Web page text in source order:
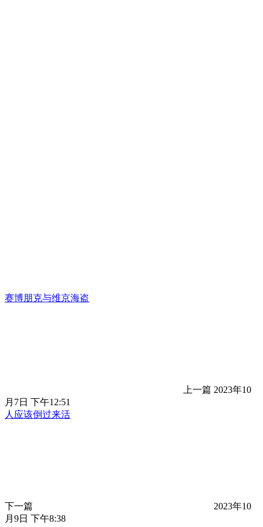
赛博朋克与维京海盗
上一篇 2023年10
月7日 下午12:51
人应该倒过来活
下一篇
2023年10
月9日 下午8:38